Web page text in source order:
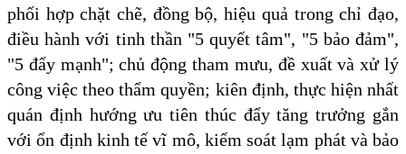
phối hợp chặt chẽ, đồng bộ, hiệu quả trong chỉ đạo,
điều hành với tinh thần "5 quyết tâm", "5 bảo đảm",
"5 đẩy mạnh"; chủ động tham mưu, đề xuất và xử lý
công việc theo thẩm quyền; kiên định, thực hiện nhất
quán định hướng ưu tiên thúc đẩy tăng trưởng gắn
với ổn định kinh tế vĩ mô, kiểm soát lạm phát và bảo